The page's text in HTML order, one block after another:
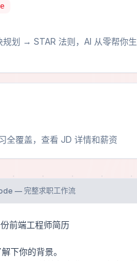
划 → STAR 法则，AI 从零帮你生
全覆盖，查看 JD 详情和薪资
— 完整求职工作流
前端工程师简历
下你的背景。